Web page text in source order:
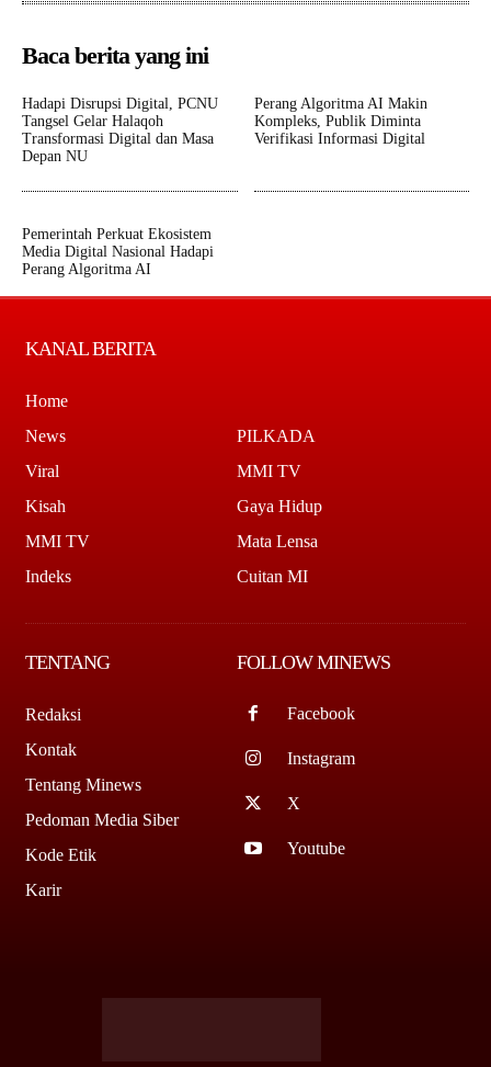
Baca berita yang ini
Hadapi Disrupsi Digital, PCNU
Tangsel Gelar Halaqoh
Transformasi Digital dan Masa
Depan NU
Perang Algoritma AI Makin
Kompleks, Publik Diminta
Verifikasi Informasi Digital
Pemerintah Perkuat Ekosistem
Media Digital Nasional Hadapi
Perang Algoritma AI
KANAL BERITA
Home
News
Viral
Kisah
MMI TV
Indeks
PILKADA
MMI TV
Gaya Hidup
Mata Lensa
Cuitan MI
TENTANG
Redaksi
Kontak
Tentang Minews
Pedoman Media Siber
Kode Etik
Karir
FOLLOW MINEWS
Facebook
Instagram
X
Youtube